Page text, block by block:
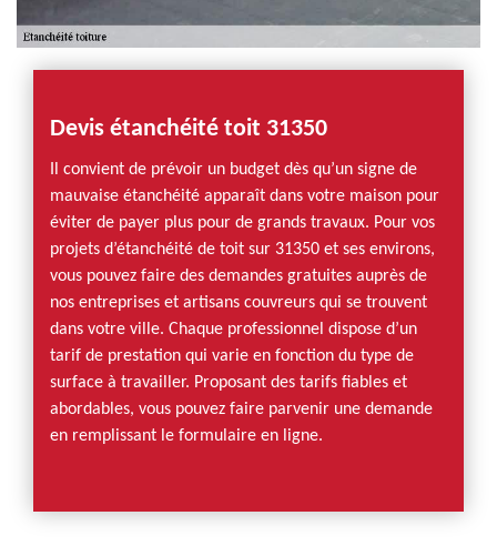
Devis étanchéité toit 31350
Il convient de prévoir un budget dès qu’un signe de
mauvaise étanchéité apparaît dans votre maison pour
éviter de payer plus pour de grands travaux. Pour vos
projets d’étanchéité de toit sur 31350 et ses environs,
vous pouvez faire des demandes gratuites auprès de
nos entreprises et artisans couvreurs qui se trouvent
dans votre ville. Chaque professionnel dispose d’un
tarif de prestation qui varie en fonction du type de
surface à travailler. Proposant des tarifs fiables et
abordables, vous pouvez faire parvenir une demande
en remplissant le formulaire en ligne.